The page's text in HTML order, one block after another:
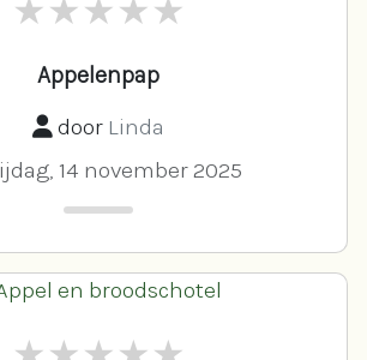
Appelenpap
door Linda
14 november 2025